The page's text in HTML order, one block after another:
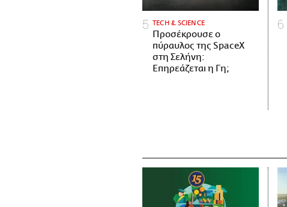
ΤECH & SCIENCE
Προσέκρουσε ο
πύραυλος της SpaceX
στη Σελήνη:
Επηρεάζεται η Γη;